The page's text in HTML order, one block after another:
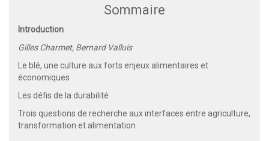
Sommaire
Introduction
Gilles Charmet, Bernard Valluis
Le blé, une culture aux forts enjeux alimentaires et
économiques
Les défis de la durabilité
Trois questions de recherche aux interfaces entre agriculture,
transformation et alimentation